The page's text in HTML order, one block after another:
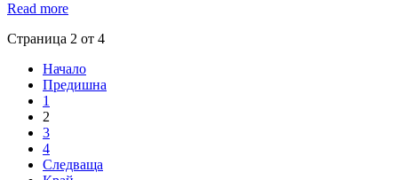
Read more
Страница 2 от 4
Начало
Предишна
1
2
3
4
Следваща